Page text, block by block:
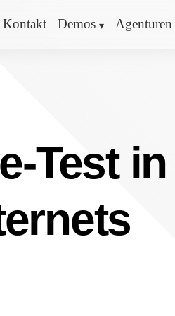
Kontakt Demos
Test in